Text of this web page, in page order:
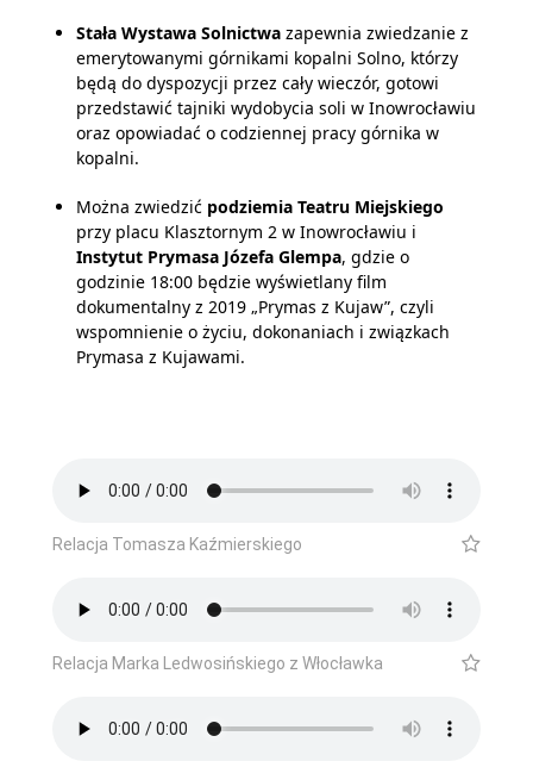
Stała Wystawa Solnictwa zapewnia zwiedzanie z
emerytowanymi górnikami kopalni Solno, którzy
będą do dyspozycji przez cały wieczór, gotowi
przedstawić tajniki wydobycia soli w Inowrocławiu
oraz opowiadać o codziennej pracy górnika w
kopalni.
Można zwiedzić podziemia Teatru Miejskiego
przy placu Klasztornym 2 w Inowrocławiu i
Instytut Prymasa Józefa Glempa, gdzie o
godzinie 18:00 będzie wyświetlany film
dokumentalny z 2019 „Prymas z Kujaw”, czyli
wspomnienie o życiu, dokonaniach i związkach
Prymasa z Kujawami.
Relacja Tomasza Kaźmierskiego
Relacja Marka Ledwosińskiego z Włocławka